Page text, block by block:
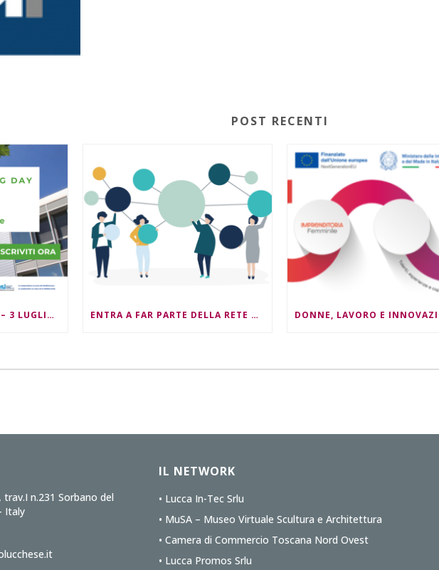
POST RECENTI
ESG NETWORKING DAY – 3 LUGLIO 2026 – ORE 09:30/13:00 ENTRA A FAR PARTE DELLA RETE NEST4ESG !
trav.I n.231 Sorbano del
Italy
IL NETWORK
• Lucca In-Tec Srlu
• MuSA – Museo Virtuale Scultura e Architettura
• Camera di Commercio Toscana Nord Ovest
• Lucca Promos Srlu